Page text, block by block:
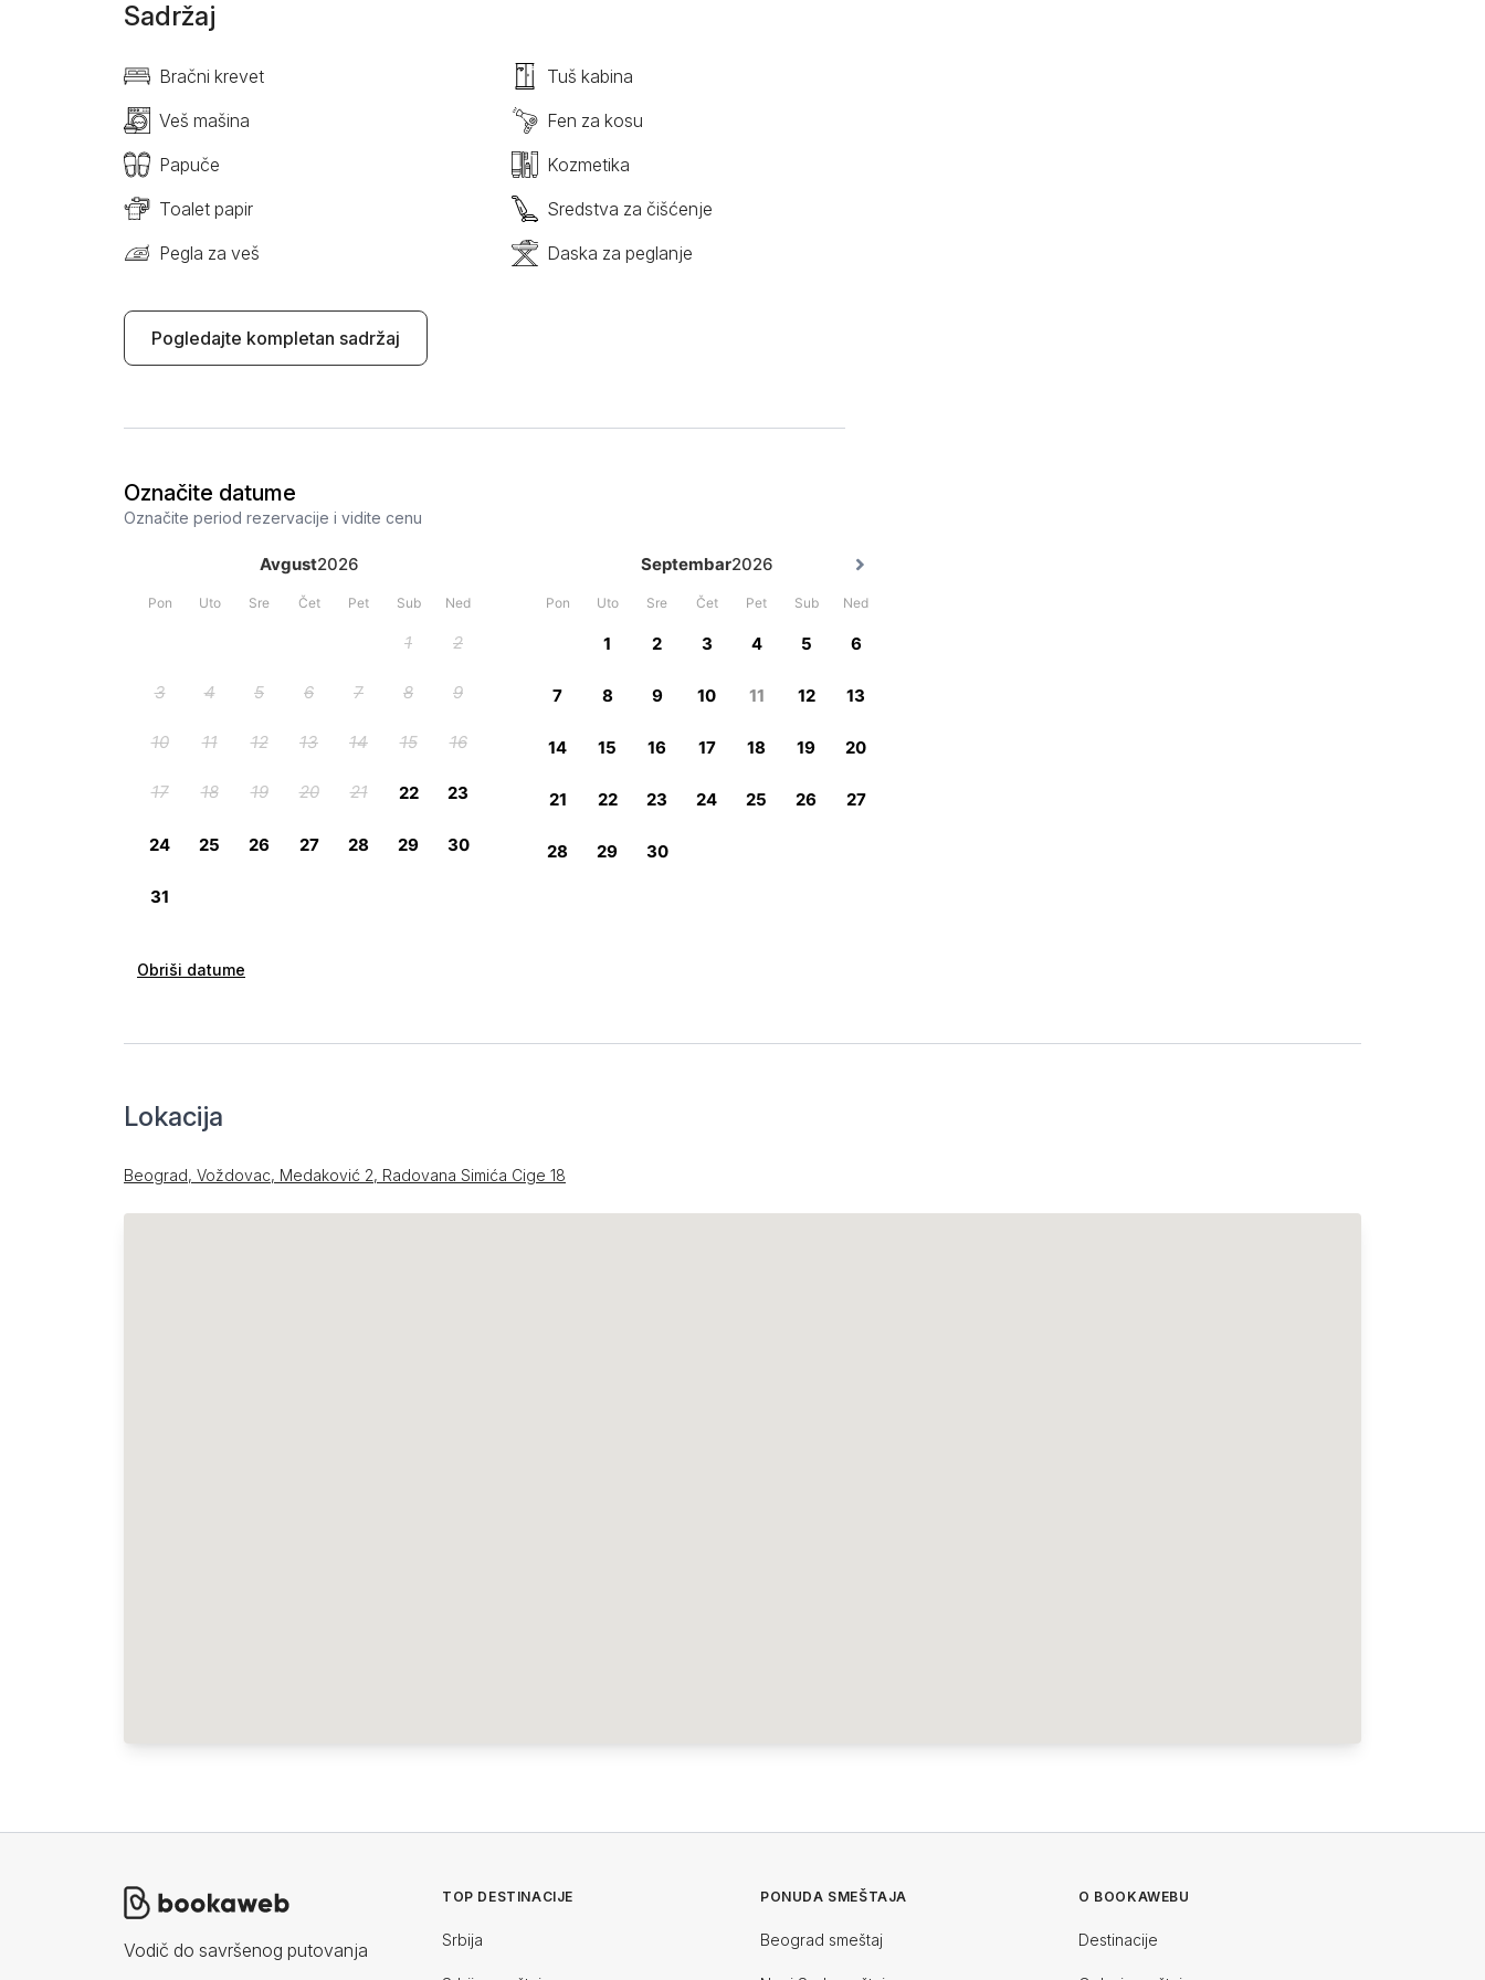
Sadržaj
Bračni krevet
Tuš kabina
Veš mašina
Fen za kosu
Papuče
Kozmetika
Toalet papir
Sredstva za čišćenje
Pegla za veš
Daska za peglanje
Pogledajte kompletan sadržaj
Označite datume
Označite period rezervacije i vidite cenu
Obriši datume
Lokacija
Beograd, Voždovac, Medaković 2, Radovana Simića Cige 18
Vodič do savršenog putovanja
TOP DESTINACIJE
Srbija
PONUDA SMEŠTAJA
Beograd smeštaj
O BOOKAWEBU
Destinacije